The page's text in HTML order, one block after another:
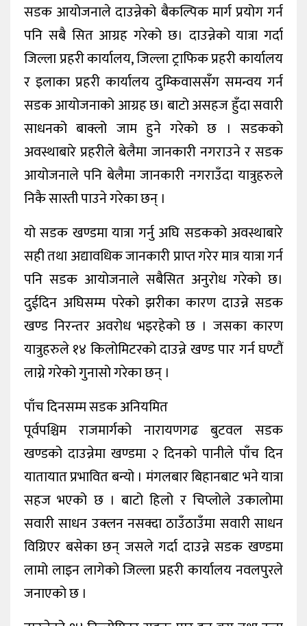
सडक आयोजनाले दाउन्नेको बैकल्पिक मार्ग प्रयोग गर्न
पनि सबै सित आग्रह गरेको छ। दाउन्नेको यात्रा गर्दा
जिल्ला प्रहरी कार्यालय, जिल्ला ट्राफिक प्रहरी कार्यालय
र इलाका प्रहरी कार्यालय दुम्किवाससँग समन्वय गर्न
सडक आयोजनाको आग्रह छ। बाटो असहज हुँदा सवारी
साधनको बाक्लो जाम हुने गरेको छ । सडकको
अवस्थाबारे प्रहरीले बेलैमा जानकारी नगराउने र सडक
आयोजनाले पनि बेलैमा जानकारी नगराउँदा यात्रुहरुले
निकै सास्ती पाउने गरेका छन् ।
यो सडक खण्डमा यात्रा गर्नु अघि सडकको अवस्थाबारे
सही तथा अद्यावधिक जानकारी प्राप्त गरेर मात्र यात्रा गर्न
पनि सडक आयोजनाले सबैसित अनुरोध गरेको छ।
दुईदिन अघिसम्म परेको झरीका कारण दाउन्ने सडक
खण्ड निरन्तर अवरोध भइरहेको छ । जसका कारण
यात्रुहरुले १४ किलोमिटरको दाउन्ने खण्ड पार गर्न घण्टौं
लाग्ने गरेको गुनासो गरेका छन् ।
पाँच दिनसम्म सडक अनियमित
पूर्वपश्चिम राजमार्गको नारायणगढ बुटवल सडक
खण्डको दाउन्नेमा खण्डमा २ दिनको पानीले पाँच दिन
यातायात प्रभावित बन्यो । मंगलबार बिहानबाट भने यात्रा
सहज भएको छ । बाटो हिलो र चिप्लोले उकालोमा
सवारी साधन उक्लन नसक्दा ठाउँठाउँमा सवारी साधन
विग्रिएर बसेका छन् जसले गर्दा दाउन्ने सडक खण्डमा
लामो लाइन लागेको जिल्ला प्रहरी कार्यालय नवलपुरले
जनाएको छ ।